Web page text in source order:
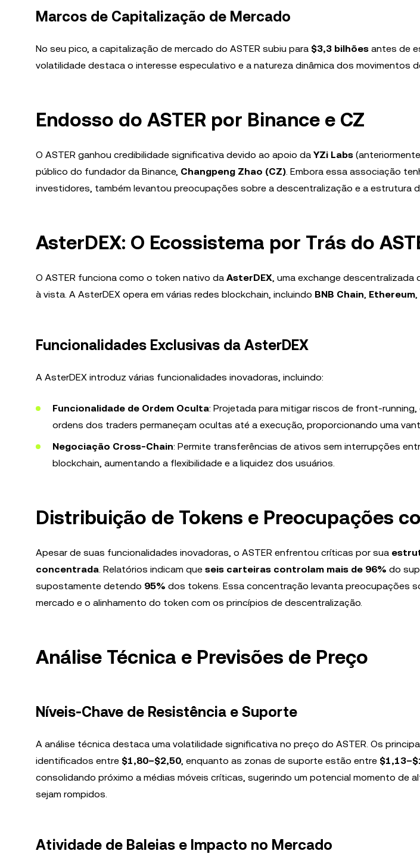
Marcos de Capitalização de Mercado
No seu pico, a capitalização de mercado do ASTER subiu para $3,3 bilhões antes de
volatilidade destaca o interesse especulativo e a natureza dinâmica dos movimentos
Endosso do ASTER por Binance e CZ
O ASTER ganhou credibilidade significativa devido ao apoio da YZi Labs
público do fundador da Binance, Changpeng Zhao (CZ). Embora essa associação
investidores, também levantou preocupações sobre a descentralização e a estrutura
AsterDEX: O Ecossistema por Trás do
O ASTER funciona como o token nativo da AsterDEX, uma exchange
à vista. A AsterDEX opera em várias redes blockchain, incluindo BNB Chain, Ethereum,
Funcionalidades Exclusivas da AsterDEX
A AsterDEX introduz várias funcionalidades inovadoras, incluindo:
Funcionalidade de Ordem Oculta: Projetada para mitigar riscos de front-
ordens dos traders permaneçam ocultas até a execução, proporcionando uma
Negociação Cross-Chain: Permite transferências de ativos sem interrupções
blockchain, aumentando a flexibilidade e a liquidez dos usuários.
Distribuição de Tokens e Preocupações
Apesar de suas funcionalidades inovadoras, o ASTER enfrentou críticas por sua
concentrada. Relatórios indicam que seis carteiras controlam mais de 96% do
supostamente detendo 95% dos tokens. Essa concentração levanta preocupações
mercado e o alinhamento do token com os princípios de descentralização.
Análise Técnica e Previsões de Preço
Níveis-Chave de Resistência e Suporte
A análise técnica destaca uma volatilidade significativa no preço do ASTER. Os
identificados entre $1,80–$2,50, enquanto as zonas de suporte estão entre
consolidando próximo a médias móveis críticas, sugerindo um potencial momento de
sejam rompidos.
Atividade de Baleias e Impacto no Mercado